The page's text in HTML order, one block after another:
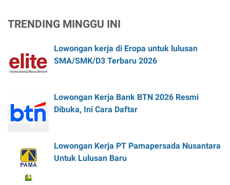
TRENDING MINGGU INI
Lowongan kerja di Eropa untuk lulusan
SMA/SMK/D3 Terbaru 2026
Lowongan Kerja Bank BTN 2026 Resmi
Dibuka, Ini Cara Daftar
Lowongan Kerja PT Pamapersada Nusantara
Untuk Lulusan Baru